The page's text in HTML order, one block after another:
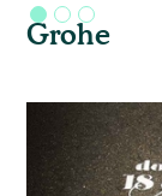
Grohe